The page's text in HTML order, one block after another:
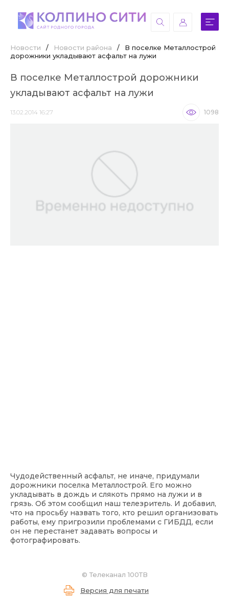
Новости / Новости района /
В поселке Металлострой
дорожники укладывают асфальт на лужи
В поселке Металлострой дорожники
укладывают асфальт на лужи
13.02.2014 16:27 1098
Чудодейственный асфальт, не иначе, придумали
дорожники поселка Металлострой. Его можно
укладывать в дождь и слякоть прямо на лужи и в
грязь. Об этом сообщил наш телезритель. И добавил,
что на просьбу назвать того, кто решил организовать
работы, ему пригрозили проблемами с ГИБДД, если
он не перестанет задавать вопросы и
фотографировать.
©Телеканал 100ТВ
Версия для печати